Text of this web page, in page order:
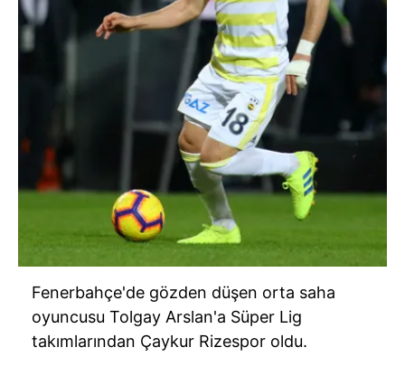
Fenerbahçe'de gözden düşen orta saha
oyuncusu Tolgay Arslan'a Süper Lig
takımlarından Çaykur Rizespor oldu.